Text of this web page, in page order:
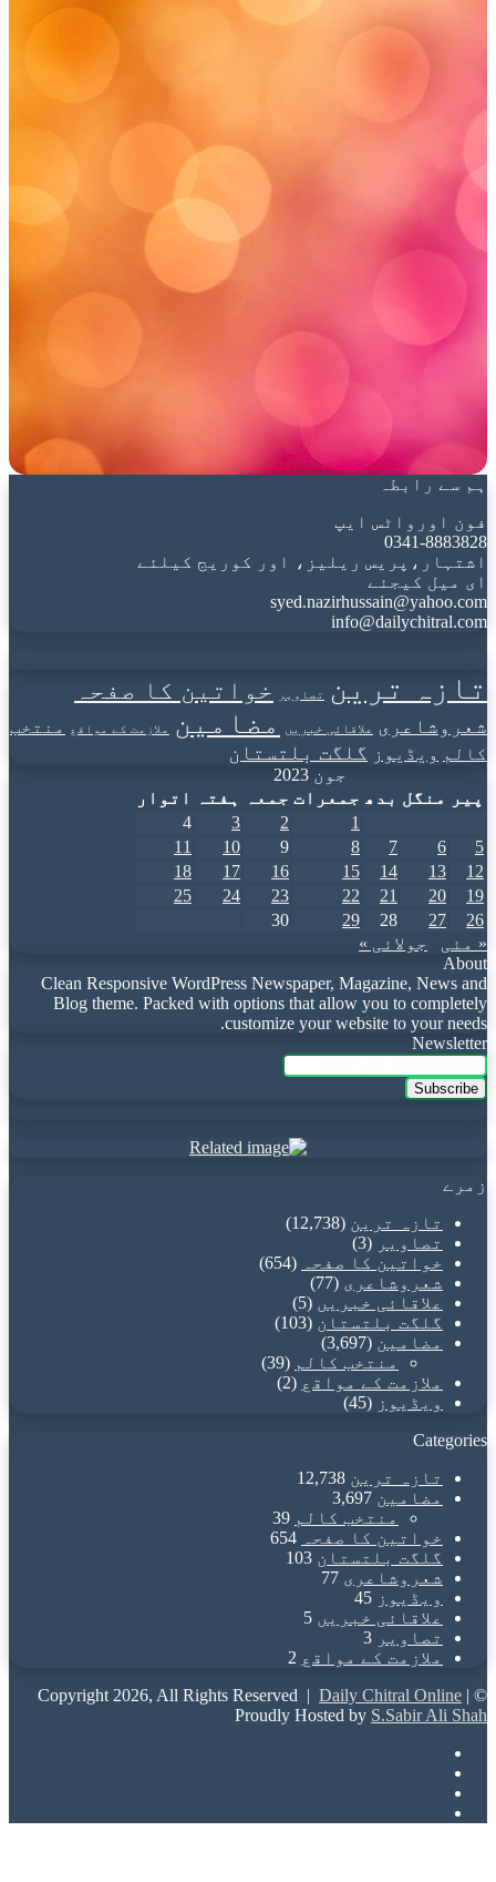
ہم سے رابطہ
فون اورواٹس ایپ
0341-8883828
اشتہار،پریس ریلیز، اور کوریج کیلئے
ای میل کیجئے
syed.nazirhussain@yahoo.com
info@dailychitral.com
تازہ ترین تصاویر خواتین کا صفحہ
شعروشاعری علاقائی خبریں مضامین ملازمت کے مواقع
منتخب
کالم ویڈیوز گلگت بلتستان
جون 2023
پیر
منگل بدھ جمعرات جمعہ ہفتہ
اتوار
1
2
3
4
5
6
7
8
9
10
11
12
13
14
15
16
17
18
19
20
21
22
23
24
25
26
27
28
29
30
« مئی
جولائی »
About
Clean Responsive WordPress Newspaper, Magazine, News and
Blog theme. Packed with options that allow you to completely
customize your website to your needs.
Newsletter
Enter
your
Email
زمرے
تازہ ترین (12,738)
تصاویر (3)
خواتین کا صفحہ
(654)
شعروشاعری (77)
علاقائی خبریں (5)
گلگت بلتستان (103)
مضامین (3,697)
منتخب کالم (39)
ملازمت کے مواقع (2)
ویڈیوز (45)
Categories
تازہ ترین 12,738
مضامین 3,697
منتخب کالم 39
خواتین کا صفحہ
654
گلگت بلتستان 103
شعروشاعری 77
ویڈیوز 45
علاقائی خبریں 5
تصاویر 3
ملازمت کے مواقع 2
© Copyright 2026, All Rights Reserved |
Daily Chitral Online |
Proudly Hosted by S.Sabir Ali Shah